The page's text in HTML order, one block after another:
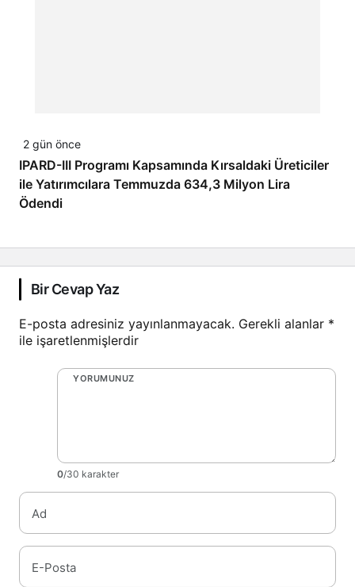
2 gün önce
IPARD-III Programı Kapsamında Kırsaldaki Üreticiler
ile Yatırımcılara Temmuzda 634,3 Milyon Lira
Ödendi
Bir Cevap Yaz
E-posta adresiniz yayınlanmayacak. Gerekli alanlar *
ile işaretlenmişlerdir
YORUMUNUZ
0/30 karakter
Ad
E-Posta